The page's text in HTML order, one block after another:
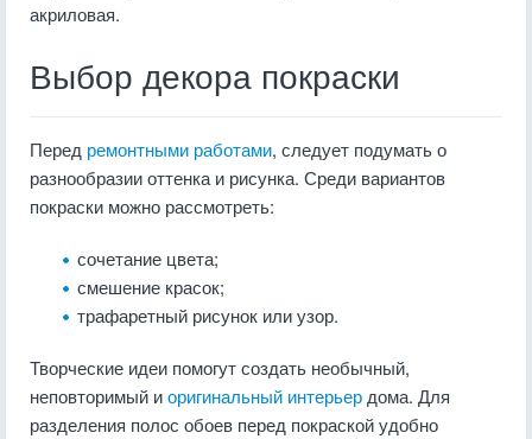
акриловая.
Выбор декора покраски
Перед ремонтными работами, следует подумать о
разнообразии оттенка и рисунка. Среди вариантов
покраски можно рассмотреть:
сочетание цвета;
смешение красок;
трафаретный рисунок или узор.
Творческие идеи помогут создать необычный,
неповторимый иоригинальный интерьер дома. Для
разделения полос обоев перед покраской удобно